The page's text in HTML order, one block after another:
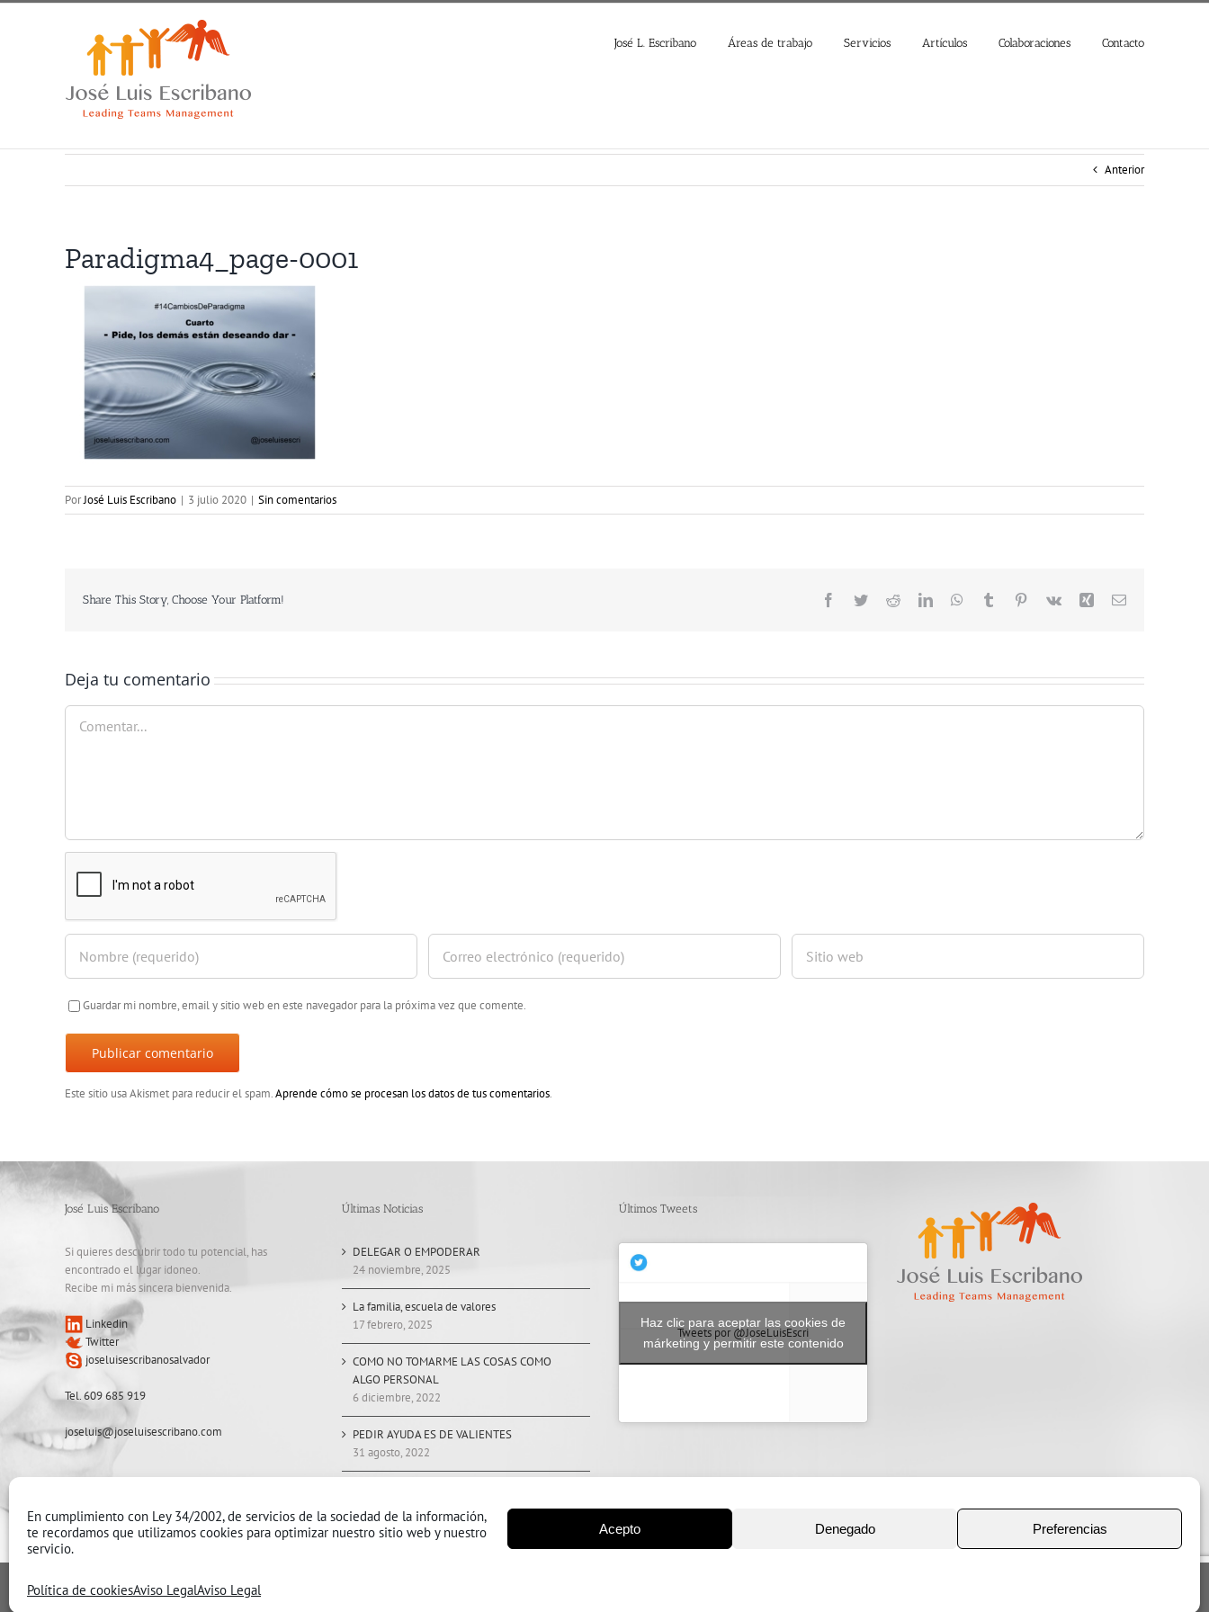
En cumplimiento con Ley 34/2002, de servicios de la sociedad de la información,
te recordamos que utilizamos cookies para optimizar nuestro sitio web y nuestro
servicio.
Acepto Denegado Preferencias
Política de cookiesAviso LegalAviso Legal
Saltar
José L. Escribano Áreas de trabajo Servicios Artículos Colaboraciones Contacto
Anterior
Paradigma4_page-0001
PorJosé Luis Escribano | 3 julio 2020 | Sin comentarios
Share This Story, Choose Your Platform! Facebook
TwitterRedditLinkedInWhatsApp
Tumblr Pinterest
Vk Xing Correo
Deja tu comentario
Comentar
Guardar mi nombre, email y sitio web en este navegador para la próxima vez que comente.
Este sitio usa Akismet para reducir el spam.Aprende cómo se procesan los datos de tus comentarios.
José Luis Escribano
Si quieres descubrir todo tu potencial, has
encontrado el lugar idoneo.
Recibe mi más sincera bienvenida.
Linkedin
Twitter
joseluisescribanosalvador
Tel. 609 685 919
joseluis@joseluisescribano.com
Últimas Noticias
DELEGAR O EMPODERAR
24 noviembre, 2025
La familia, escuela de valores
17 febrero, 2025
COMO NO TOMARME LAS COSAS COMO
ALGO PERSONAL
6 diciembre, 2022
PEDIR AYUDA ES DE VALIENTES
31 agosto, 2022
Últimos Tweets
Tweets por @JoseLuisEscri
Haz clic para aceptar las cookies de
márketing y permitir este contenido
Aviso Legal I Política de Cookies I
Contacto
Copyright 2014 Todos los derechos reservados